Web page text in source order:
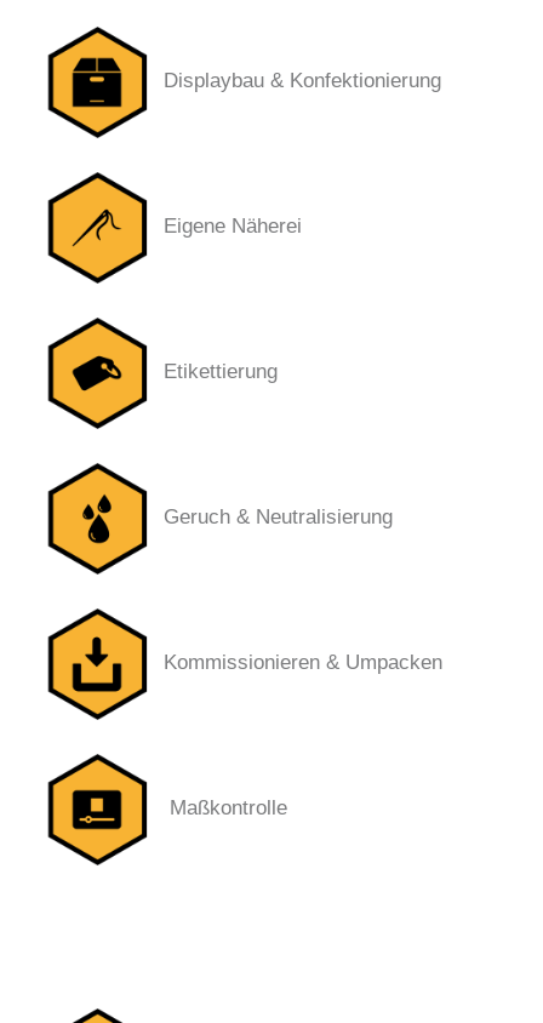
Displaybau & Konfektionierung
Eigene Näherei
Etikettierung
Geruch & Neutralisierung
Kommissionieren & Umpacken
Maßkontrolle